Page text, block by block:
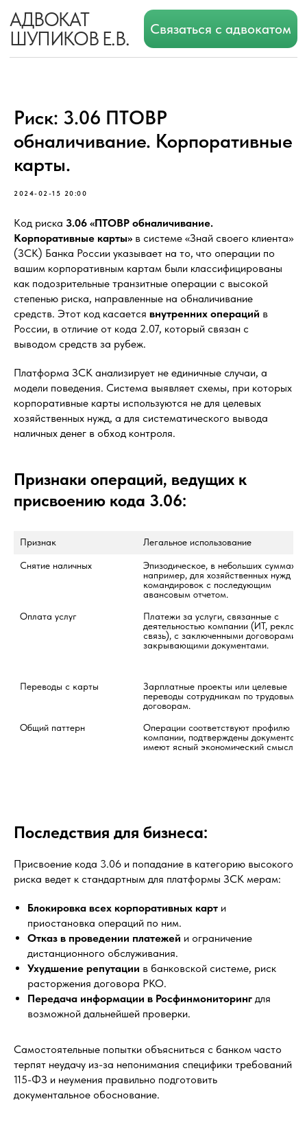
АДВОКАТ
ШУПИКОВ Е.В.
Связаться с адвокатом
Риск: 3.06 ПТОВР
обналичивание. Корпоративные
карты.
2024-02-15 20:00
Код риска 3.06 «ПТОВР обналичивание.
Корпоративные карты» в системе «Знай своего клиента»
(ЗСК) Банка России указывает на то, что операции по
вашим корпоративным картам были классифицированы
как подозрительные транзитные операции с высокой
степенью риска, направленные на обналичивание
средств. Этот код касается внутренних операций в
России, в отличие от кода 2.07, который связан с
выводом средств за рубеж.
Платформа ЗСК анализирует не единичные случаи, а
модели поведения. Система выявляет схемы, при которых
корпоративные карты используются не для целевых
хозяйственных нужд, а для систематического вывода
наличных денег в обход контроля.
Признаки операций, ведущих к
присвоению кода 3.06:
Признак Легальное использование
Снятие наличных
Эпизодическое, в небольших суммах,
например, для хозяйственных нужд или
командировок с последующим
авансовым отчетом.
Оплата услуг
Платежи за услуги, связанные с
деятельностью компании (ИТ,
связь), с заключенными договорами и
закрывающими документами.
Переводы с карты
Зарплатные проекты или целевые
переводы сотрудникам по трудовым
договорам.
Общий паттерн
Операции соответствуют профилю
компании, подтверждены
имеют ясный экономический смысл.
Последствия для бизнеса:
Присвоение кода 3.06 и попадание в категорию высокого
риска ведет к стандартным для платформы ЗСК мерам:
Блокировка всех корпоративных карт и
приостановка операций по ним.
Отказ в проведении платежей и ограничение
дистанционного обслуживания.
Ухудшение репутации в банковской системе, риск
расторжения договора РКО.
Передача информации в Росфинмониторинг для
возможной дальнейшей проверки.
Самостоятельные попытки объясниться с банком часто
терпят неудачу из-за непонимания специфики требований
115-ФЗ и неумения правильно подготовить
документальное обоснование.